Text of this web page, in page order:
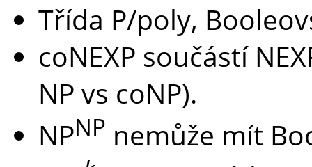
Třída P/poly,
coNEXP součástí
NP vs coNP).
NPNP nemůže mít